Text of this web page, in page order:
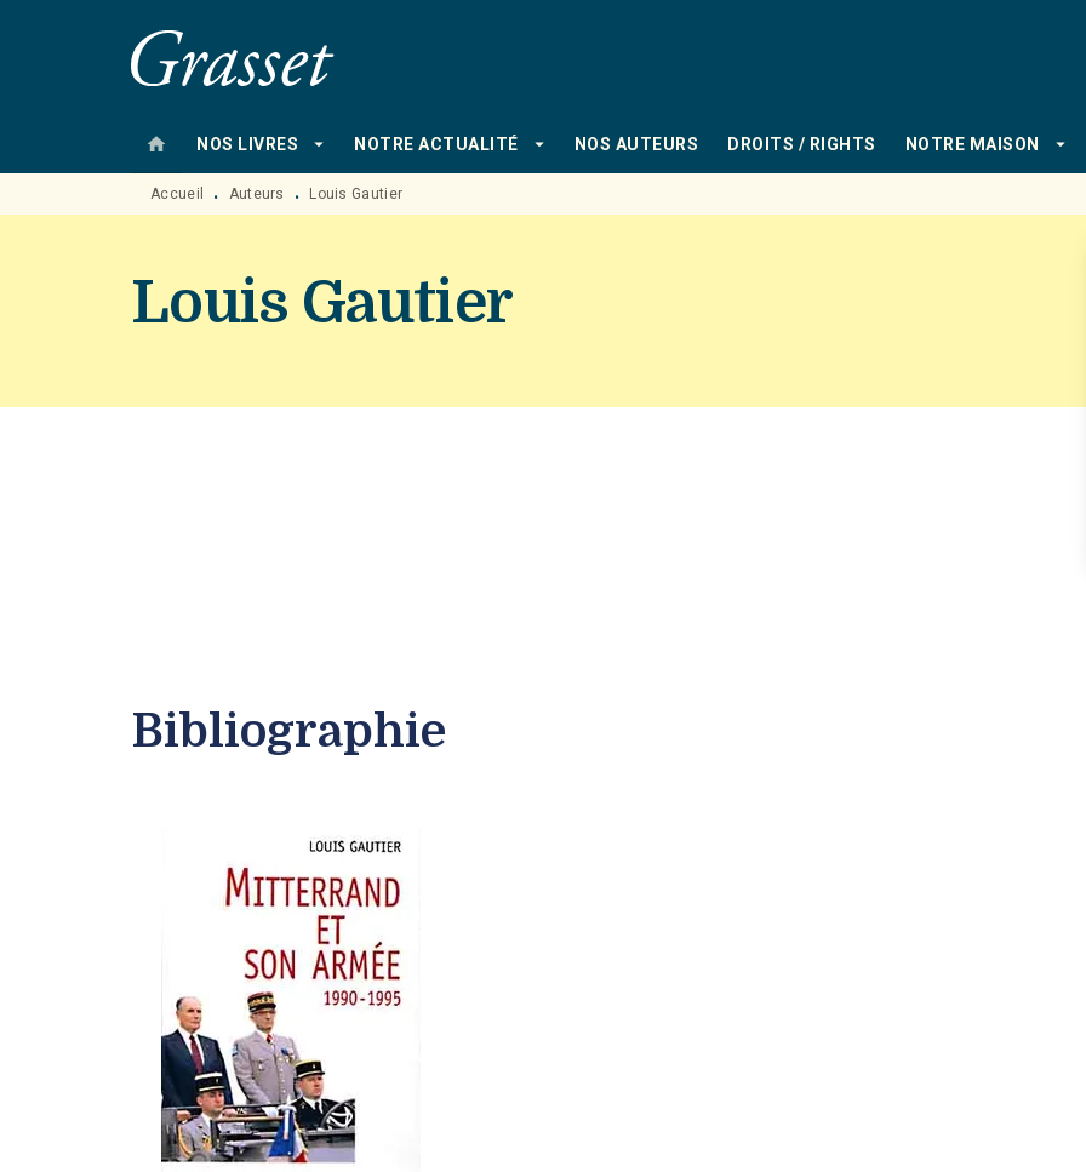
MENU RECHERCHE
home NOS LIVRES arrow_drop_down NOTRE ACTUALITÉ arrow_drop_down NOS AUTEURS DROITS / RIGHTS NOTRE MAISON arrow_drop_down
Accueil • Auteurs • Louis Gautier
Louis Gautier
Bibliographie